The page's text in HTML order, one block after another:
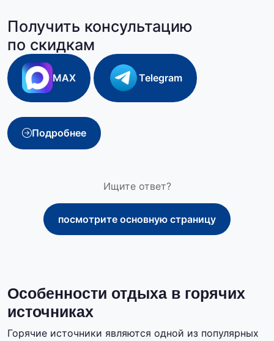
Получить консультацию
по скидкам
MAX Telegram
Подробнее
Ищите ответ?
посмотрите основную страницу
Особенности отдыха в горячих
источниках
Горячие источники являются одной из популярных